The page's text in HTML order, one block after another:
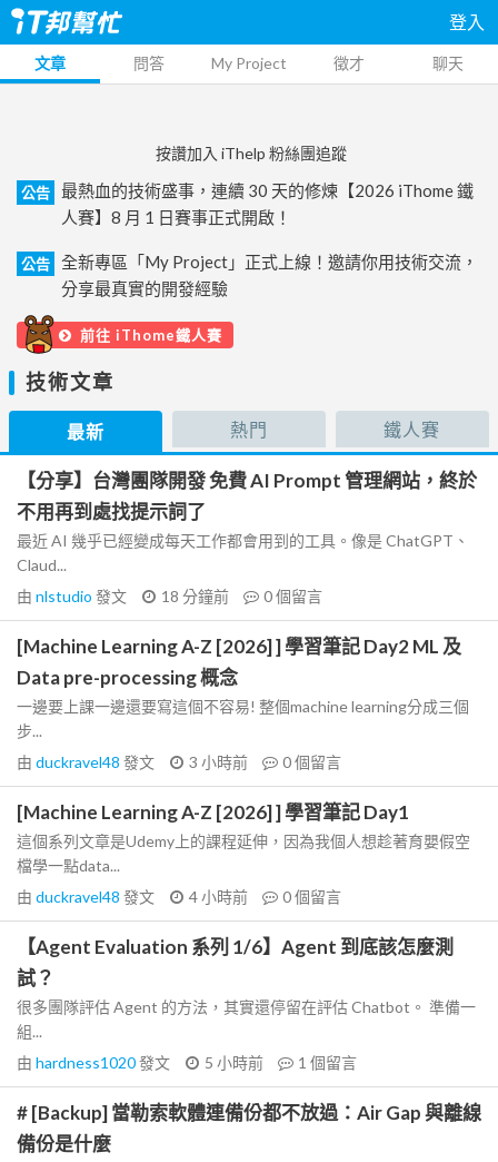
登入
文章 問答 My Project 徵才 聊天
按讚加入 iThelp 粉絲團追蹤
公告
最熱血的技術盛事，連續 30 天的修煉【2026 iThome 鐵
人賽】8 月 1 日賽事正式開啟！
公告
全新專區「My Project」正式上線！邀請你用技術交流，
分享最真實的開發經驗
前往 iThome鐵人賽
技術文章
最新 熱門 鐵人賽
【分享】台灣團隊開發 免費 AI Prompt 管理網站，終於
不用再到處找提示詞了
最近 AI 幾乎已經變成每天工作都會用到的工具。像是 ChatGPT、
Claud...
由 nlstudio 發文 18 分鐘前 0個留言
[Machine Learning A-Z [2026] ] 學習筆記 Day2 ML 及
Data pre-processing 概念
一邊要上課一邊還要寫這個不容易! 整個machine learning分成三個
步...
由 duckravel48 發文 3 小時前 0個留言
[Machine Learning A-Z [2026] ] 學習筆記 Day1
這個系列文章是Udemy上的課程延伸，因為我個人想趁著育嬰假空
檔學一點data...
由 duckravel48 發文 4 小時前 0個留言
【Agent Evaluation 系列 1/6】Agent 到底該怎麼測
試？
很多團隊評估 Agent 的方法，其實還停留在評估 Chatbot。 準備一
組...
由 hardness1020發文 5 小時前 1 個留言
# [Backup] 當勒索軟體連備份都不放過：Air Gap 與離線
備份是什麼